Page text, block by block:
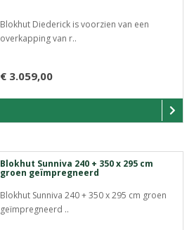
Blokhut Diederick is voorzien van een
overkapping van r..
€ 3.059,00
Blokhut Sunniva 240 + 350 x 295 cm
groen geïmpregneerd
Blokhut Sunniva 240 + 350 x 295 cm groen
geïmpregneerd ..